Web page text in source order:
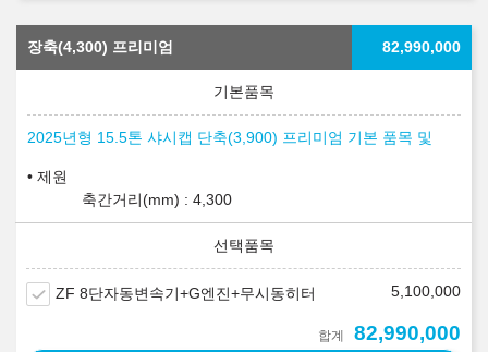
장축(4,300) 프리미엄 82,990,000
2025년형 15.5톤 샤시캡 단축(3,900) 프리미엄 기본 품목 및
제원
축간거리(mm) : 4,300
ZF 8단자동변속기+G엔진+무시동히터 5,100,000
합계 82,990,000